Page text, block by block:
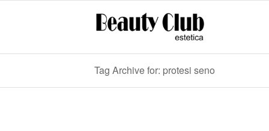
Tag Archive for: protesi seno